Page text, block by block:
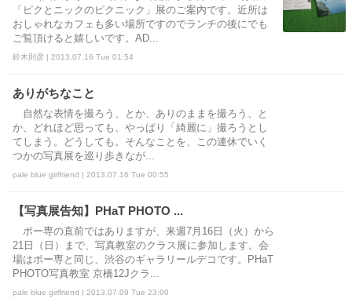
「ピクとニックのピクニック」展のご案内です。近所は
おしゃれなカフェも多い場所ですのでランチの後にでも
ご覧頂けると嬉しいです。AD...
鈴木則彦 | 2013.07.16 Tue 01:54
ありがちなこと
自然な表情を撮ろう、とか、ありのままを撮ろう、と
か、どれほど思っても、やっぱり「綺麗に」撮ろうとし
てしまう。どうしても。そんなことを、この連休でいく
つかの写真展を巡り歩きなが...
pale blue girlfriend | 2013.07.16 Tue 00:55
【写真展告知】PHaT PHOTO ...
ポー専の直前ではありますが、来週7月16日（火）から
21日（日）まで、写真教室のクラス展に参加します。会
場はポー専と同じ、渋谷のギャラリールデコです。PHaT
PHOTO写真教室 京橋12Jクラ...
pale blue girlfriend | 2013.07.09 Tue 23:00